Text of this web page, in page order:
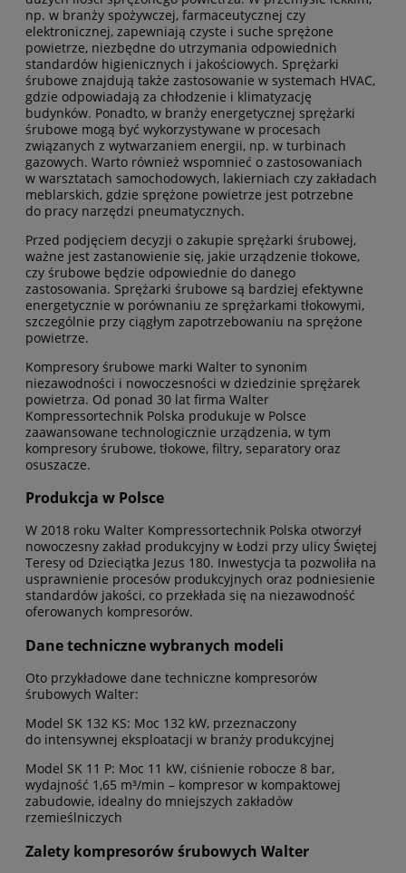
np. w branży spożywczej, farmaceutycznej czy
elektronicznej, zapewniają czyste i suche sprężone
powietrze, niezbędne do utrzymania odpowiednich
standardów higienicznych i jakościowych. Sprężarki
śrubowe znajdują także zastosowanie w systemach HVAC,
gdzie odpowiadają za chłodzenie i klimatyzację
budynków. Ponadto, w branży energetycznej sprężarki
śrubowe mogą być wykorzystywane w procesach
związanych z wytwarzaniem energii, np. w turbinach
gazowych. Warto również wspomnieć o zastosowaniach
w warsztatach samochodowych, lakierniach czy zakładach
meblarskich, gdzie sprężone powietrze jest potrzebne
do pracy narzędzi pneumatycznych.
Przed podjęciem decyzji o zakupie sprężarki śrubowej,
ważne jest zastanowienie się, jakie urządzenie tłokowe,
czy śrubowe będzie odpowiednie do danego
zastosowania. Sprężarki śrubowe są bardziej efektywne
energetycznie w porównaniu ze sprężarkami tłokowymi,
szczególnie przy ciągłym zapotrzebowaniu na sprężone
powietrze.
Kompresory śrubowe marki Walter to synonim
niezawodności i nowoczesności w dziedzinie sprężarek
powietrza. Od ponad 30 lat firma Walter
Kompressortechnik Polska produkuje w Polsce
zaawansowane technologicznie urządzenia, w tym
kompresory śrubowe, tłokowe, filtry, separatory oraz
osuszacze.
Produkcja w Polsce
W 2018 roku Walter Kompressortechnik Polska otworzył
nowoczesny zakład produkcyjny w Łodzi przy ulicy Świętej
Teresy od Dzieciątka Jezus 180. Inwestycja ta pozwoliła na
usprawnienie procesów produkcyjnych oraz podniesienie
standardów jakości, co przekłada się na niezawodność
oferowanych kompresorów.
Dane techniczne wybranych modeli
Oto przykładowe dane techniczne kompresorów
śrubowych Walter:
Model SK 132 KS: Moc 132 kW, przeznaczony
do intensywnej eksploatacji w branży produkcyjnej
Model SK 11 P: Moc 11 kW, ciśnienie robocze 8 bar,
wydajność 1,65 m³/min – kompresor w kompaktowej
zabudowie, idealny do mniejszych zakładów
rzemieślniczych
Zalety kompresorów śrubowych Walter